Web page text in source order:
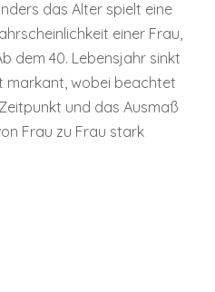
das Alter spielt eine
einer Frau,
dem 40. Lebensjahr sinkt
markant, wobei beachtet
und das Ausmaß
Frau zu Frau stark